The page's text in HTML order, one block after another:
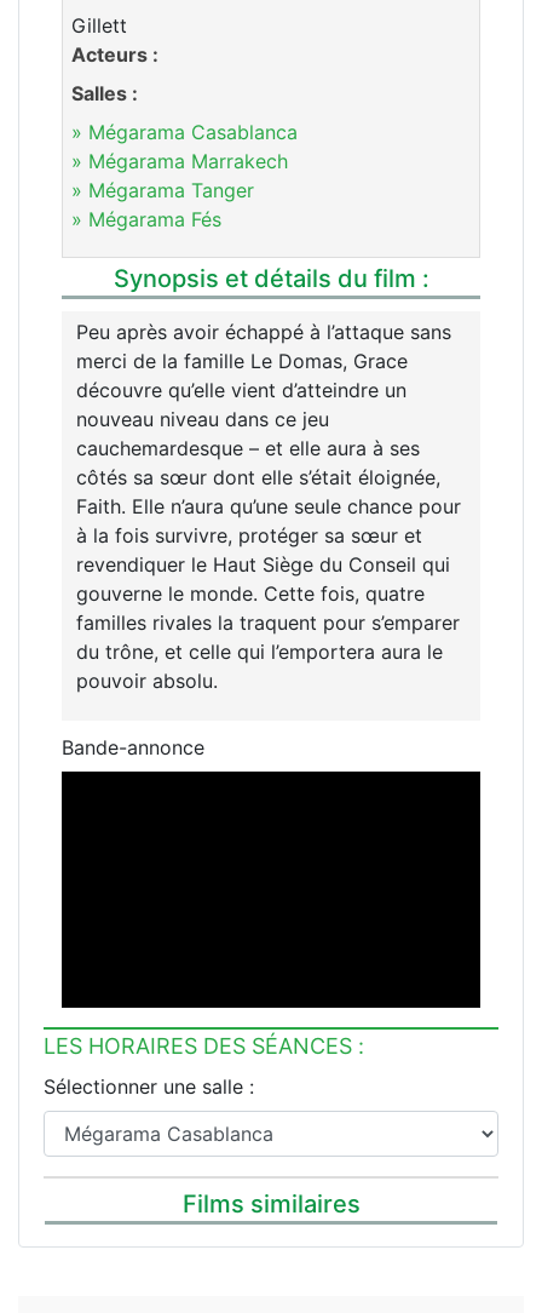
Gillett
Acteurs :
Salles :
» Mégarama Casablanca
» Mégarama Marrakech
» Mégarama Tanger
» Mégarama Fés
Synopsis et détails du film :
Peu après avoir échappé à l’attaque sans
merci de la famille Le Domas, Grace
découvre qu’elle vient d’atteindre un
nouveau niveau dans ce jeu
cauchemardesque – et elle aura à ses
côtés sa sœur dont elle s’était éloignée,
Faith. Elle n’aura qu’une seule chance pour
à la fois survivre, protéger sa sœur et
revendiquer le Haut Siège du Conseil qui
gouverne le monde. Cette fois, quatre
familles rivales la traquent pour s’emparer
du trône, et celle qui l’emportera aura le
pouvoir absolu.
Bande-annonce
LES HORAIRES DES SÉANCES :
Sélectionner une salle :
Films similaires